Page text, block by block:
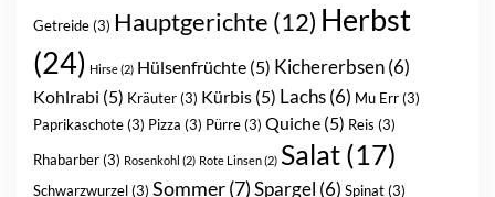
Getreide(3) Hauptgerichte (12) Herbst
(24) Hirse(2) Hülsenfrüchte (5) Kichererbsen(6)
Kohlrabi (5) Kräuter(3) Kürbis (5) Lachs(6) Mu Err(3)
Paprikaschote(3) Pizza (3) Pürre(3) Quiche (5) Reis (3)
Rhabarber(3) Rosenkohl (2) Rote Linsen(2) Salat (17)
Schwarzwurzel(3) Sommer(7)Spargel (6) Spinat(3)